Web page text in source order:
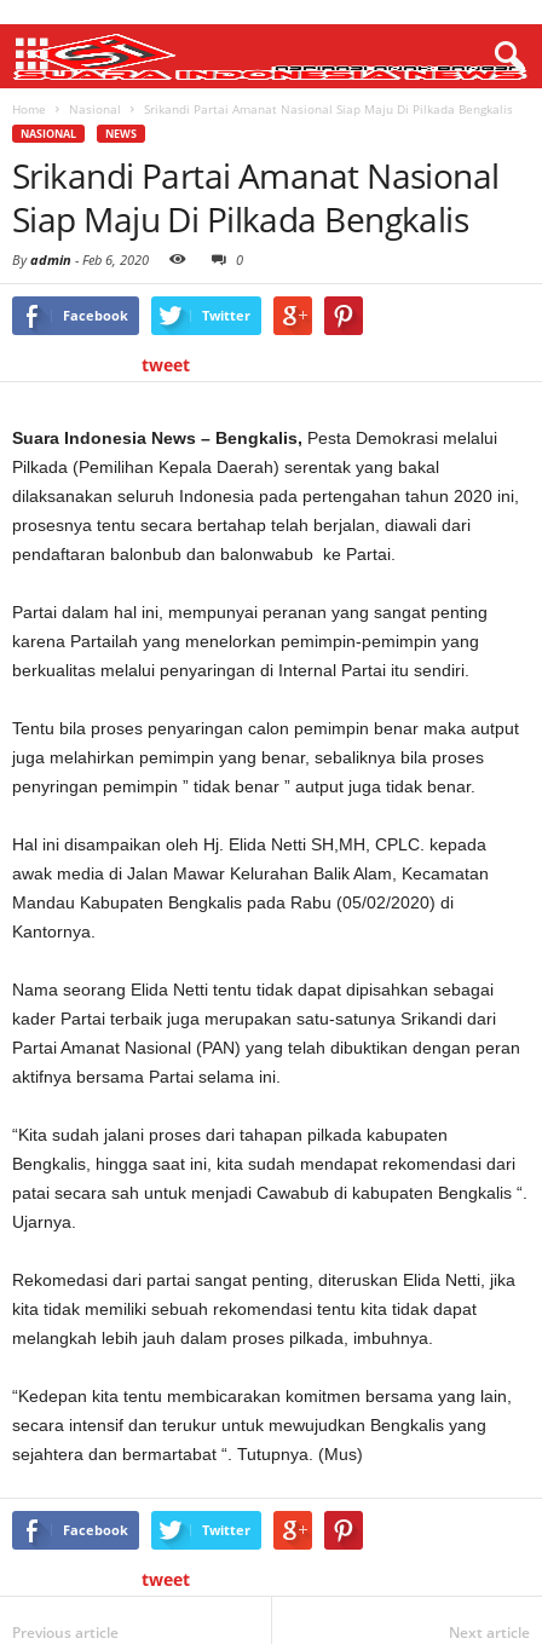
Home Nasional Srikandi Partai Amanat Nasional Siap Maju Di Pilkada Bengkalis
NASIONAL NEWS
Srikandi Partai Amanat Nasional
Siap Maju Di Pilkada Bengkalis
Byadmin - Feb 6, 2020 0
Facebook Twitter
tweet
Suara Indonesia News – Bengkalis, Pesta Demokrasi melalui
Pilkada (Pemilihan Kepala Daerah) serentak yang bakal
dilaksanakan seluruh Indonesia pada pertengahan tahun 2020 ini,
prosesnya tentu secara bertahap telah berjalan, diawali dari
pendaftaran balonbub dan balonwabub ke Partai.
Partai dalam hal ini, mempunyai peranan yang sangat penting
karena Partailah yang menelorkan pemimpin-pemimpin yang
berkualitas melalui penyaringan di Internal Partai itu sendiri.
Tentu bila proses penyaringan calon pemimpin benar maka autput
juga melahirkan pemimpin yang benar, sebaliknya bila proses
penyringan pemimpin ” tidak benar ” autput juga tidak benar.
Hal ini disampaikan oleh Hj. Elida Netti SH,MH, CPLC. kepada
awak media di Jalan Mawar Kelurahan Balik Alam, Kecamatan
Mandau Kabupaten Bengkalis pada Rabu (05/02/2020) di
Kantornya.
Nama seorang Elida Netti tentu tidak dapat dipisahkan sebagai
kader Partai terbaik juga merupakan satu-satunya Srikandi dari
Partai Amanat Nasional (PAN) yang telah dibuktikan dengan peran
aktifnya bersama Partai selama ini.
“Kita sudah jalani proses dari tahapan pilkada kabupaten
Bengkalis, hingga saat ini, kita sudah mendapat rekomendasi dari
patai secara sah untuk menjadi Cawabub di kabupaten Bengkalis “.
Ujarnya.
Rekomedasi dari partai sangat penting, diteruskan Elida Netti, jika
kita tidak memiliki sebuah rekomendasi tentu kita tidak dapat
melangkah lebih jauh dalam proses pilkada, imbuhnya.
“Kedepan kita tentu membicarakan komitmen bersama yang lain,
secara intensif dan terukur untuk mewujudkan Bengkalis yang
sejahtera dan bermartabat “. Tutupnya. (Mus)
Facebook Twitter
tweet
Previous article Next article